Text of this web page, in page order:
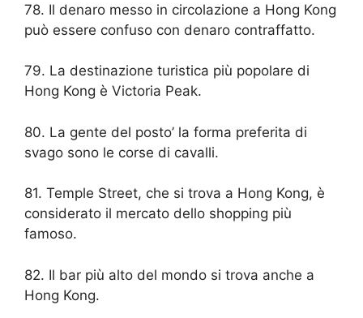
78. Il denaro messo in circolazione a Hong Kong
può essere confuso con denaro contraffatto.
79. La destinazione turistica più popolare di
Hong Kong è Victoria Peak.
80. La gente del posto’ la forma preferita di
svago sono le corse di cavalli.
81. Temple Street, che si trova a Hong Kong, è
considerato il mercato dello shopping più
famoso.
82. Il bar più alto del mondo si trova anche a
Hong Kong.